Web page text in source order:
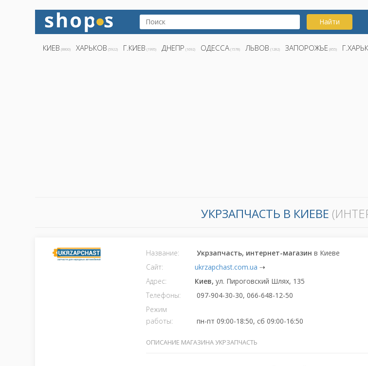
Найти
КИЕВ (8800) ХАРЬКОВ (5922) Г.КИЕВ (1995) ДНЕПР (1692) ОДЕССА (1578) ЛЬВОВ (1282) ЗАПОРОЖЬЕ (855)
УКРЗАПЧАСТЬ В КИЕВЕ
Название: Укрзапчасть, интернет-магазин в Киеве
Сайт:
ukrzapchast.com.ua ⇢
Адрес:
Киев,ул. Пироговский Шлях, 135
Телефоны:
097-904-30-30, 066-648-12-50
Режим
работы:
пн-пт 09:00-18:50, сб 09:00-16:50
ОПИСАНИЕ МАГАЗИНА УКРЗАПЧАСТЬ